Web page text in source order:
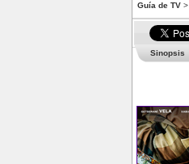
Guía de TV >
Sinopsis